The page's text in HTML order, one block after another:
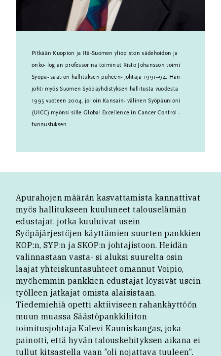
Pitkään Kuopion ja Itä-Suomen yliopiston sädehoidon ja
onko- logian professorina toiminut Risto Johansson toimi
Syöpä- säätiön hallituksen puheen- johtaja 1991–94. Hän
johti myös Suomen Syöpäyhdistyksen hallitusta vuodesta
1995 vuoteen 2004, jolloin Kansain- välinen Syöpäunioni
(UICC) myönsi sille Global Excellence in Cancer Control -
tunnustuksen.
Apurahojen määrän kasvattamista kannattivat
myös hallitukseen kuuluneet talouselämän
edustajat, jotka kuuluivat usein
Syöpäjärjestöjen käyttämien suurten pankkien
KOP:n, SYP:n ja SKOP:n johtajistoon. Heidän
valinnastaan vasta- si aluksi suurelta osin
laajat yhteiskuntasuhteet omannut Voipio,
myöhemmin pankkien edustajat löysivät usein
työlleen jatkajat omista alaisistaan.
Tiedemiehiä opetti aktiiviseen rahankäyttöön
muun muassa Säästöpankkiliiton
toimitusjohtaja Kalevi Kauniskangas, joka
painotti, että hyvän talouskehityksen aikana ei
tullut kitsastella vaan ”oli nojattava tuuleen”.